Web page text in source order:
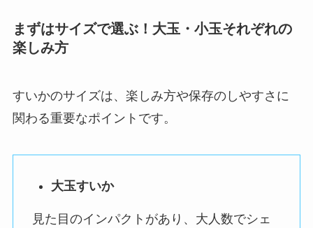
まずはサイズで選ぶ！大玉・小玉それぞれの
楽しみ方
すいかのサイズは、楽しみ方や保存のしやすさに
関わる重要なポイントです。
大玉すいか
見た目のインパクトがあり、大人数でシェ